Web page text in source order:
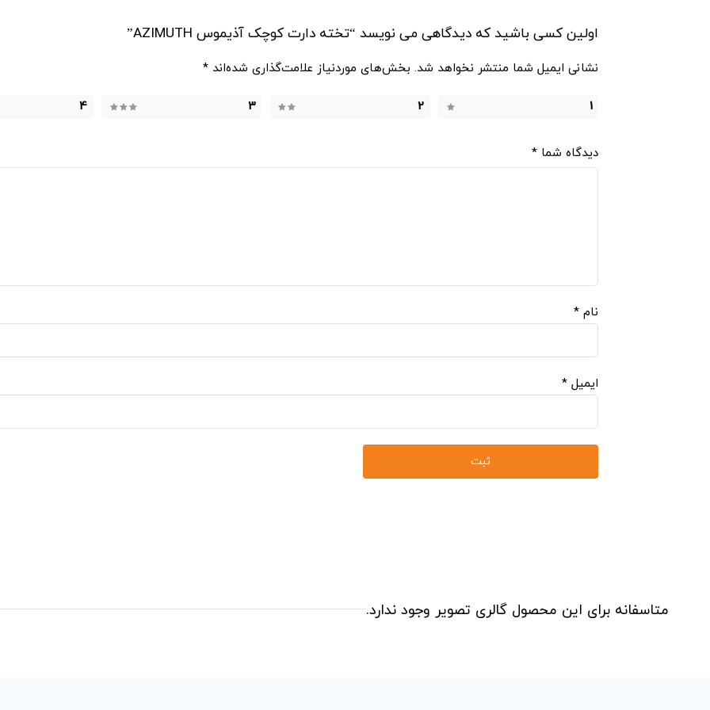
اولین کسی باشید که دیدگاهی می نویسد “تخته دارت کوچک آذیموس AZIMUTH”
نشانی ایمیل شما منتشر نخواهد شد. بخش‌های موردنیاز علامت‌گذاری شده‌اند *
1
2
3
4
دیدگاه شما *
نام *
ایمیل *
متاسفانه برای این محصول گالری تصویر وجود ندارد.